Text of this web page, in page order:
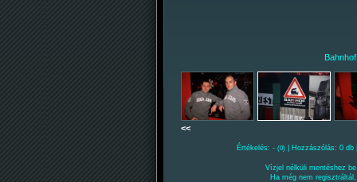
Bahnhof
<<
Értékelés: - (0) | Hozzászólás: 0
Vízjel nélküli mentéshez
Ha még nem